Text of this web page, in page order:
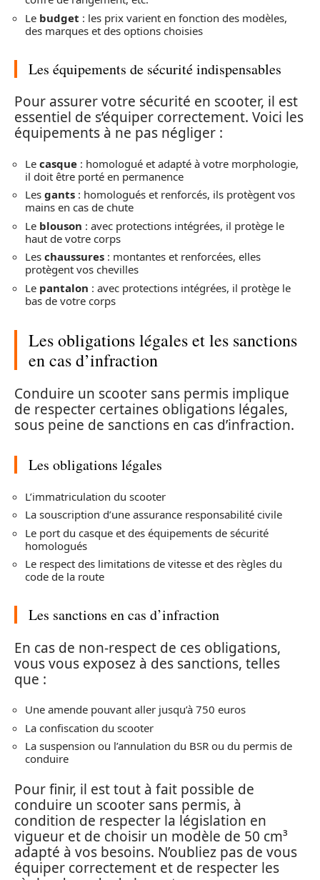
Le budget : les prix varient en fonction des modèles,
des marques et des options choisies
Les équipements de sécurité indispensables
Pour assurer votre sécurité en scooter, il est
essentiel de s’équiper correctement. Voici les
équipements à ne pas négliger :
Le casque : homologué et adapté à votre morphologie,
il doit être porté en permanence
Les gants : homologués et renforcés, ils protègent vos
mains en cas de chute
Le blouson : avec protections intégrées, il protège le
haut de votre corps
Les chaussures : montantes et renforcées, elles
protègent vos chevilles
Le pantalon : avec protections intégrées, il protège le
bas de votre corps
Les obligations légales et les sanctions
en cas d’infraction
Conduire un scooter sans permis implique
de respecter certaines obligations légales,
sous peine de sanctions en cas d’infraction.
Les obligations légales
L’immatriculation du scooter
La souscription d’une assurance responsabilité civile
Le port du casque et des équipements de sécurité
homologués
Le respect des limitations de vitesse et des règles du
code de la route
Les sanctions en cas d’infraction
En cas de non-respect de ces obligations,
vous vous exposez à des sanctions, telles
que :
Une amende pouvant aller jusqu’à 750 euros
La confiscation du scooter
La suspension ou l’annulation du BSR ou du permis de
conduire
Pour finir, il est tout à fait possible de
conduire un scooter sans permis, à
condition de respecter la législation en
vigueur et de choisir un modèle de 50 cm³
adapté à vos besoins. N’oubliez pas de vous
équiper correctement et de respecter les